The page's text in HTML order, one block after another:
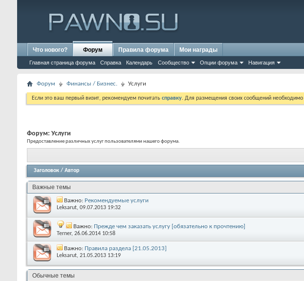
Что нового? Форум
Главная страница форума Справка Календарь Сообщество Опции форума Навигация
Правила форума Мои награды
Форум Финансы / Бизнес. Услуги
Если это ваш первый визит, рекомендуем почитать справку. Для размещения своих сообщений необходимо
Форум: Услуги
Предоставление различных услуг пользователями нашего форума.
Заголовок / Автор
Важные темы
Важно: Рекомендуемые услуги
Leksarut, 09.07.2013 19:32
Важно: Прежде чем заказать услугу [обязательно к прочтению]
Terner, 26.06.2014 10:58
Важно: Правила раздела [21.05.2013]
Leksarut, 21.05.2013 13:19
Обычные темы